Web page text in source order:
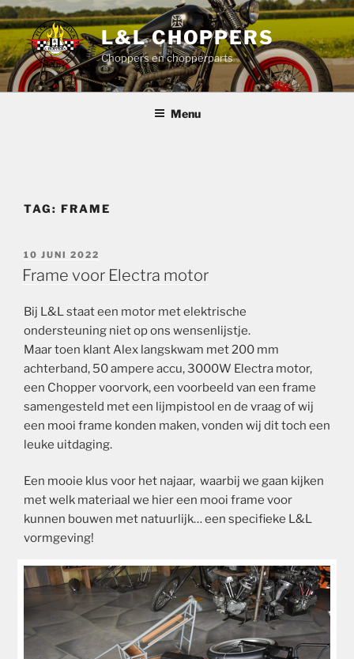
Ga
naar
de
inhoud
L&L CHOPPERS
Choppers en chopperparts
Menu
TAG: FRAME
GEPLAATST
OP
10 JUNI 2022
Frame voor Electra motor
Bij L&L staat een motor met elektrische
ondersteuning niet op ons wensenlijstje.
Maar toen klant Alex langskwam met 200 mm
achterband, 50 ampere accu, 3000W Electra motor,
een Chopper voorvork, een voorbeeld van een frame
samengesteld met een lijmpistool en de vraag of wij
een mooi frame konden maken, vonden wij dit toch een
leuke uitdaging.
Een mooie klus voor het najaar, waarbij we gaan kijken
met welk materiaal we hier een mooi frame voor
kunnen bouwen met natuurlijk… een specifieke L&L
vormgeving!